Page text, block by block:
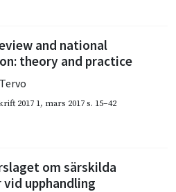
and national
theory and practice
2017 1, mars 2017s. 15–42
om särskilda
upphandling